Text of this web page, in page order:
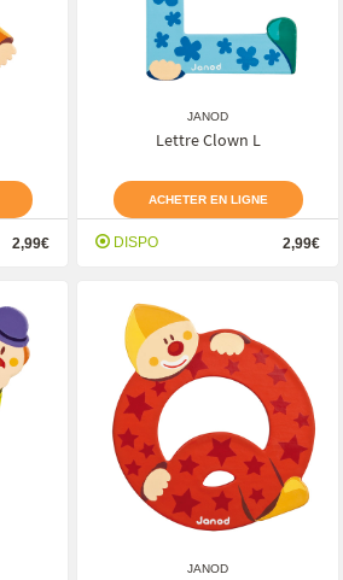
2,99€
JANOD
Lettre Clown L
ACHETER EN LIGNE
DISPO 2,99€
JANOD